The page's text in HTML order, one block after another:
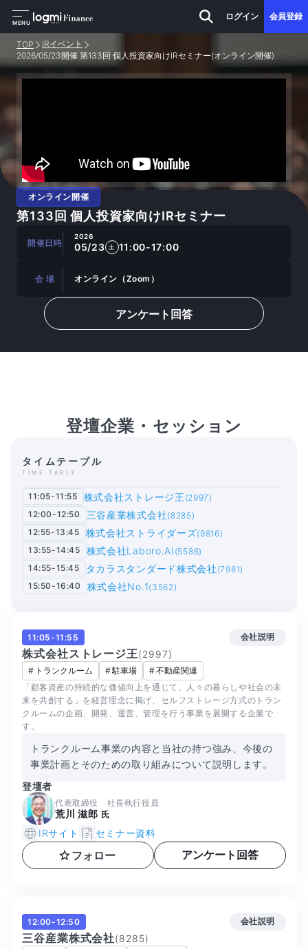
MENU
ログイン 会員登録
TOP
IRイベント
2026/05/23開催 第133回 個人投資家向けIRセミナー(オンライン開催)
オンライン開催
第133回 個人投資家向けIRセミナー
開催日時
2026
05/23 土 11:00-17:00
会 場 オンライン（Zoom）
アンケート回答
登壇企業・セッション
タイムテーブル
TIME TABLE
11:05-11:55 株式会社ストレージ王 (2997)
12:00-12:50
三谷産業株式会社(8285)
12:55-13:45
株式会社ストライダーズ(9816)
13:55-14:45
株式会社Laboro.AI (5586)
14:55-15:45
タカラスタンダード株式会社 (7981)
15:50-16:40
株式会社No.1(3562)
11:05-11:55 会社説明
株式会社ストレージ王(2997)
# トランクルーム #駐車場 #不動産関連
「顧客資産の持続的な価値向上を通じて、人々の暮らしや社会の未
来を共創する」を経営理念に掲げ、セルフストレージ方式のトラン
クルームの企画、開発、運営、管理を行う事業を展開する企業で
す。
トランクルーム事業の内容と当社の持つ強み、今後の
事業計画とそのための取り組みについて説明します。
登壇者
代表取締役 社長執行役員
荒川 滋郎 氏
IRサイト セミナー資料
フォロー アンケート回答
12:00-12:50 会社説明
三谷産業株式会社(8285)